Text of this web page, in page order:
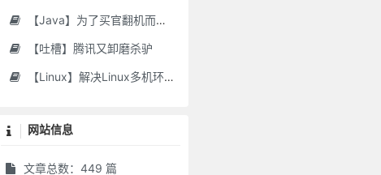
【Java】为了买官翻机而写的代码-DJI Stock Checker
【吐槽】腾讯又卸磨杀驴
【Linux】解决Linux多机环境UID/GID不一致导致的备份权限问题
网站信息
文章总数：449 篇